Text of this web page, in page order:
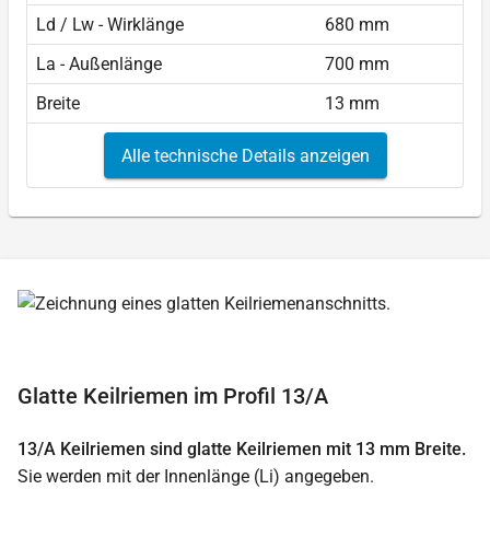
Ld / Lw - Wirklänge
680 mm
La - Außenlänge
700 mm
Breite
13 mm
Alle technische Details anzeigen
Glatte Keilriemen im Profil 13/A
13/A Keilriemen sind glatte Keilriemen mit 13 mm Breite.
Sie werden mit der Innenlänge (Li) angegeben.